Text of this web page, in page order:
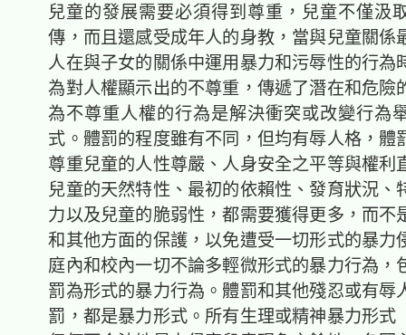
兒童的發展需要必須得到尊重，兒童不僅汲
傳，而且還感受成年人的身教，當與兒童關係
人在與子女的關係中運用暴力和污辱性的行為
為對人權顯示出的不尊重，傳遞了潛在和危險
為不尊重人權的行為是解決衝突或改變行為
式。體罰的程度雖有不同，但均有辱人格，體
尊重兒童的人性尊嚴、人身安全之平等與權利
兒童的天然特性、最初的依賴性、發育狀況、
力以及兒童的脆弱性，都需要獲得更多，而不
和其他方面的保護，以免遭受一切形式的暴力
庭內和校內一切不論多輕微形式的暴力行為，
罰為形式的暴力行為。體罰和其他殘忍或有辱
罰，都是暴力形式。所有生理或精神暴力形式